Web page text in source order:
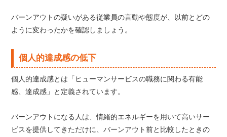
バーンアウトの疑いがある従業員の言動や態度が、以前とどの
ように変わったかを確認しましょう。
個人的達成感の低下
個人的達成感とは「ヒューマンサービスの職務に関わる有能
感、達成感」と定義されています。
バーンアウトになる人は、情緒的エネルギーを用いて高いサー
ビスを提供してきただけに、バーンアウト前と比較したときの